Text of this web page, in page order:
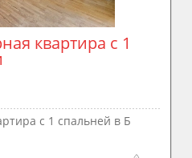
квартира с 1
с 1 спальней в Б